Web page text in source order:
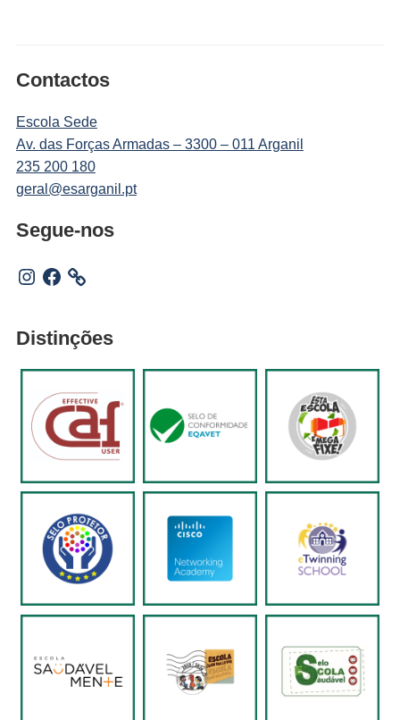
Contactos
Escola Sede
Av. das Forças Armadas – 3300 – 011 Arganil
235 200 180
geral@esarganil.pt
Segue-nos
Instagram
Facebook
Distinções